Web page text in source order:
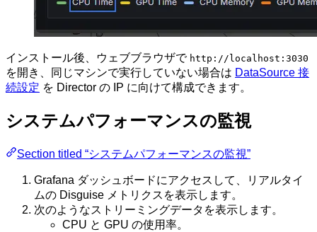
インストール後、ウェブブラウザで http://localhost:3030
を開き、同じマシンで実行していない場合は DataSource 接
続設定 を Director の IP に向けて構成できます。
システムパフォーマンスの監視
Section titled “システムパフォーマンスの監視”
Grafana ダッシュボードにアクセスして、リアルタイ
ムの Disguise メトリクスを表示します。
次のようなストリーミングデータを表示します。
CPU と GPU の使用率。